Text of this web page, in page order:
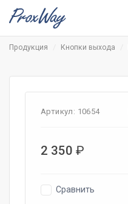
Продукция Кнопки выхода
Артикул: 10654
2 350 ₽
Сравнить